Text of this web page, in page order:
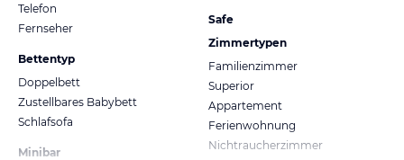
Telefon
Fernseher
Bettentyp
Doppelbett
Zustellbares Babybett
Schlafsofa
Minibar
Safe
Zimmertypen
Familienzimmer
Superior
Appartement
Ferienwohnung
Nichtraucherzimmer